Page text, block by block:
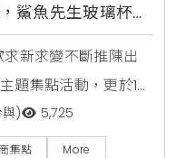
鯊魚先生玻璃杯、
收
求新求變不斷推陳出
題集點活動，更於10
祭出「門市快閃購」
報手機號碼就可直接
) 5,725
集點 More